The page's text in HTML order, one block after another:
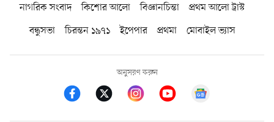
নাগরিক সংবাদ কিশোর আলো বিজ্ঞানচিন্তা
প্রথম আলো ট্রাস্ট
বন্ধুসভা
চিরন্তন ১৯৭১ ইপেপার প্রথমা মোবাইল ভ্যাস
অনুসরণ করুন